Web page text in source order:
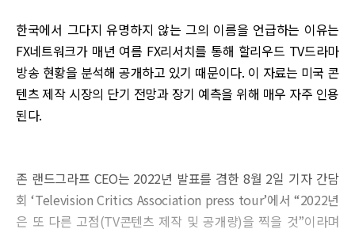
한국에서 그다지 유명하지 않는 그의 이름을 언급하는 이유는
FX네트워크가 매년 여름 FX리서치를 통해 할리우드 TV드라마
방송 현황을 분석해 공개하고 있기 때문이다. 이 자료는 미국 콘
텐츠 제작 시장의 단기 전망과 장기 예측을 위해 매우 자주 인용
된다.
존 랜드그라프 CEO는 2022년 발표를 겸한 8월 2일 기자 간담
회 ‘Television Critics Association press tour’에서 “2022년
은 또 다른 고점(TV콘텐츠 제작 및 공개량)을 찍을 것”이라며